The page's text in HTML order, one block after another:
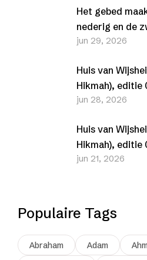
Het gebed
nederig en de
(Al-Furqān, 25-
jun 29, 2026
Huis van
Hikmah), editie
jun 28, 2026
Huis van
Hikmah), editie
jun 21, 2026
Populaire Tags
Abraham Adam